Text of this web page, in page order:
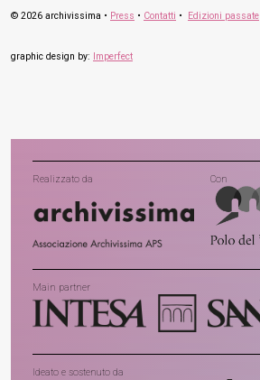
© 2026 archivissima • Press • Contatti • Edizioni passate
graphic design by: Imperfect
Realizzato da Con
Main partner
Ideato e sostenuto da